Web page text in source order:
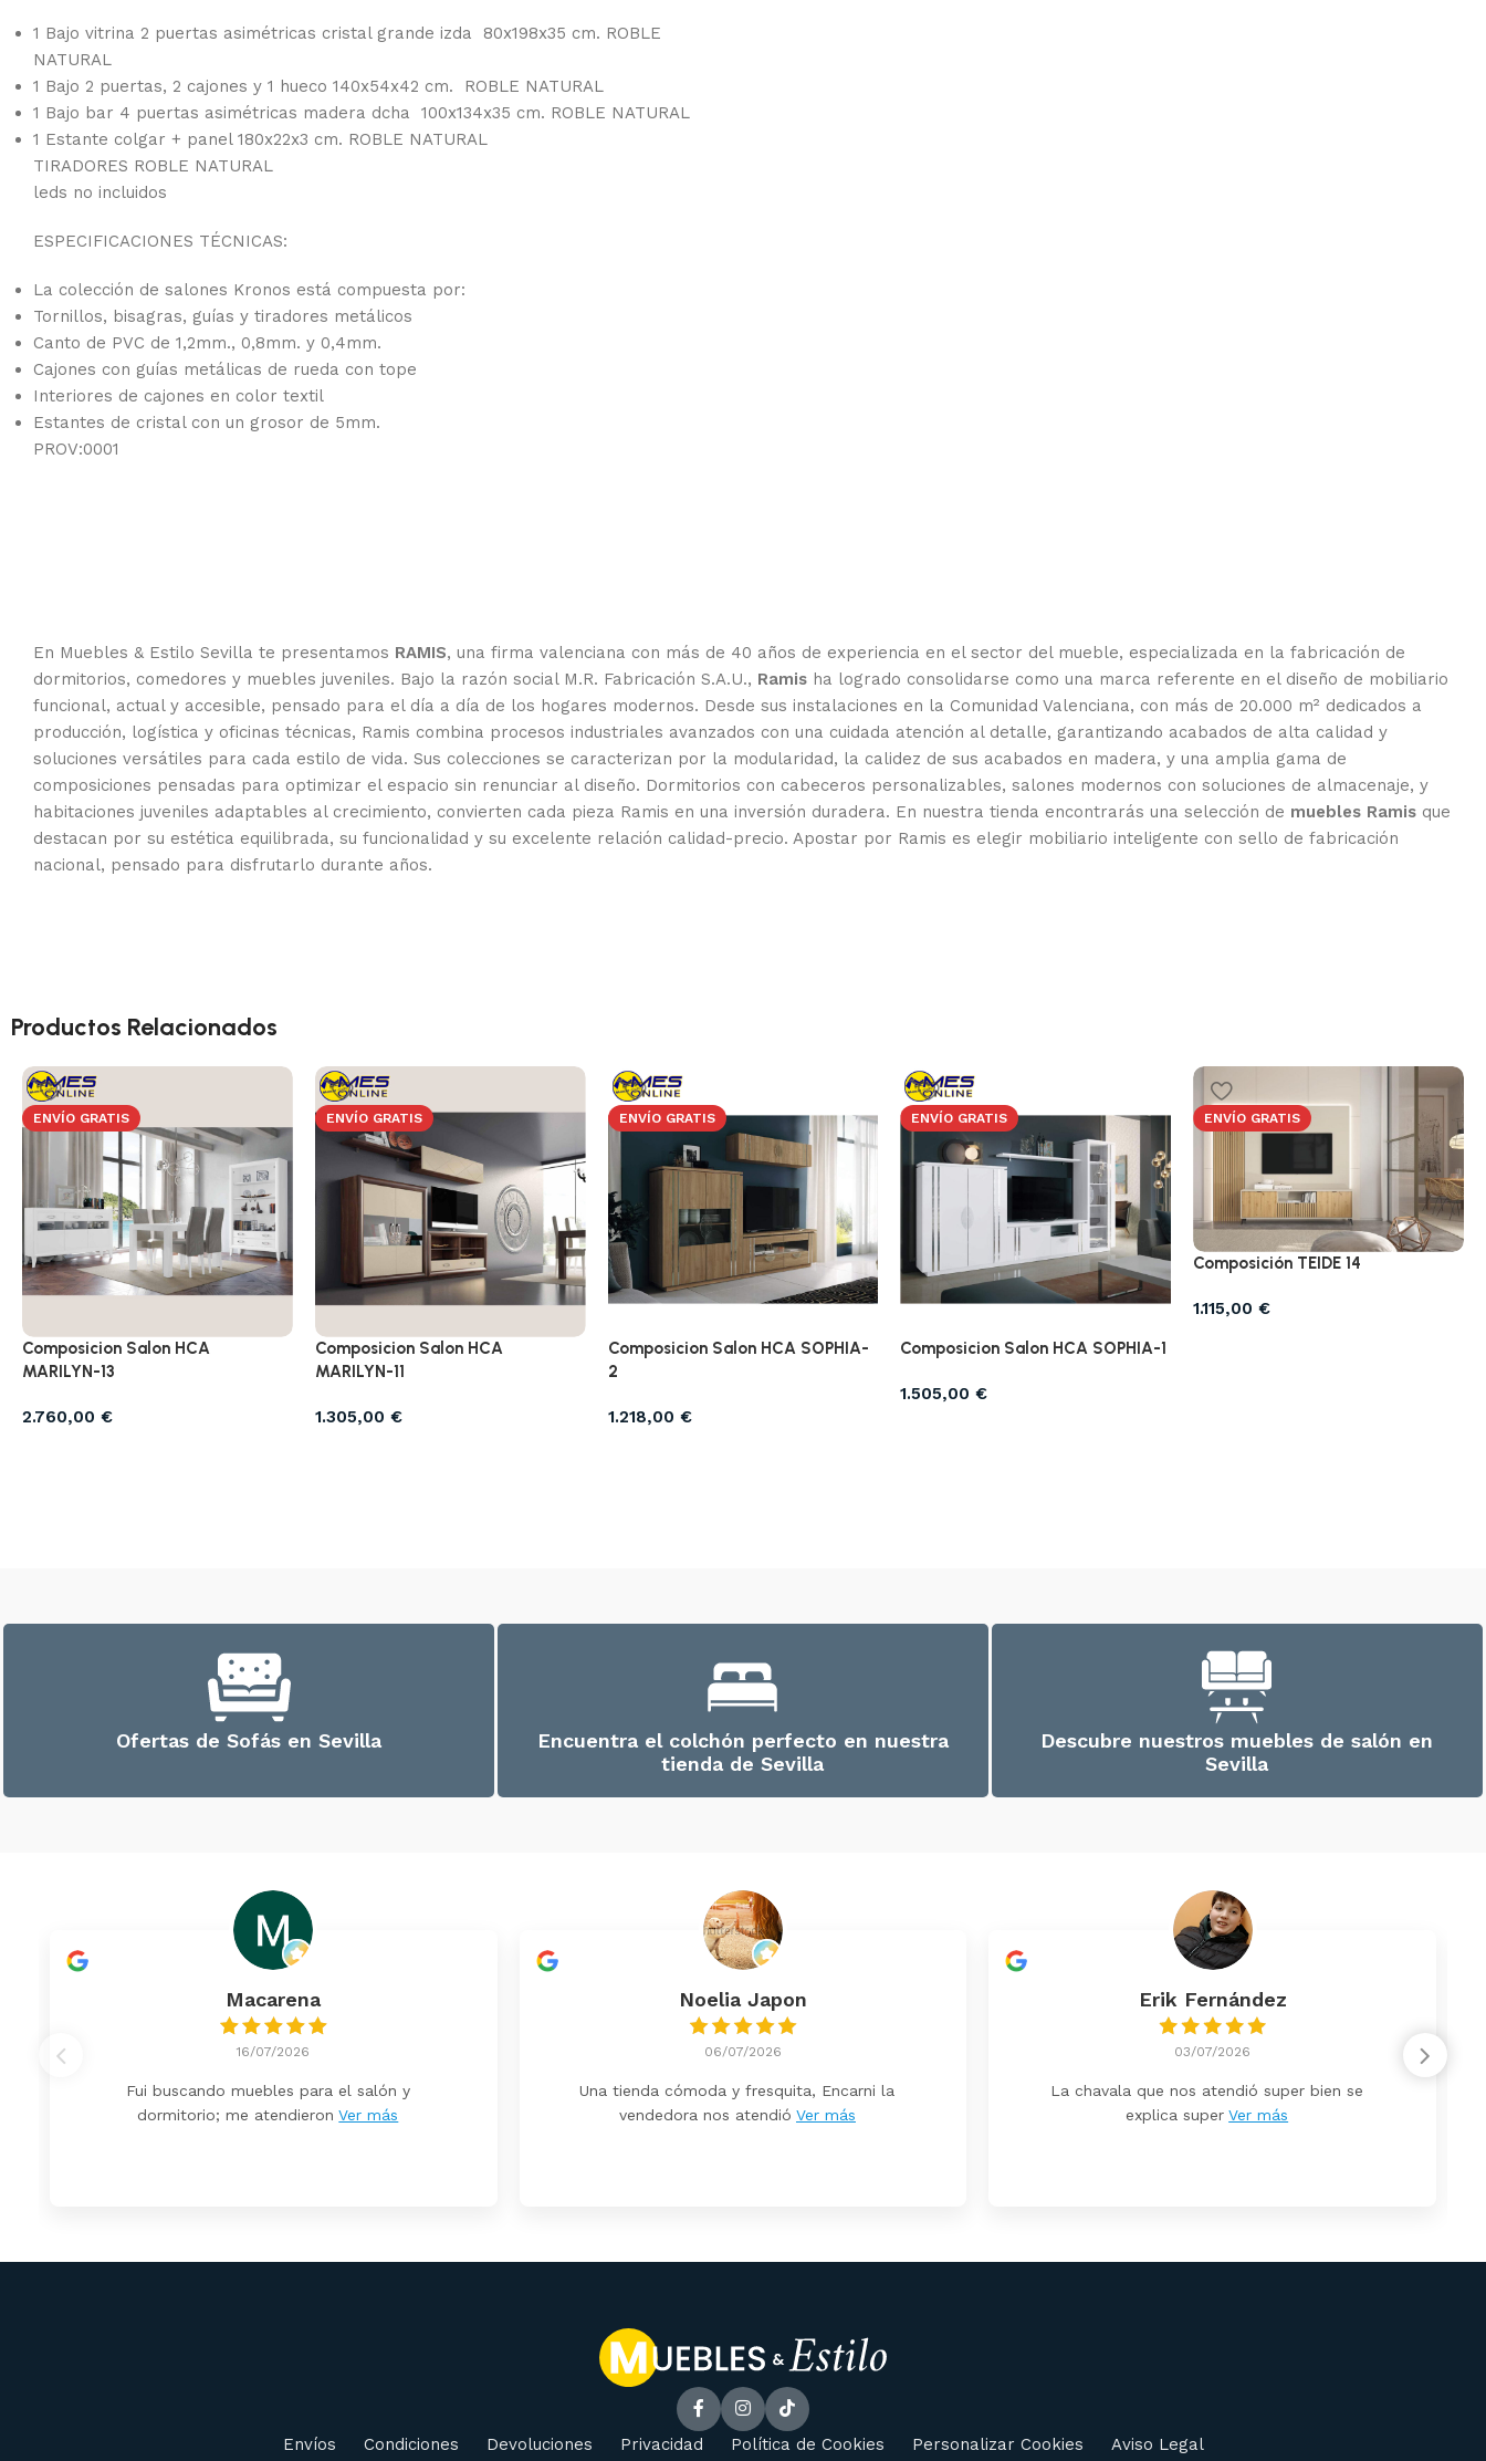
1 Bajo vitrina 2 puertas asimétricas cristal grande izda 80x198x35 cm. ROBLE
NATURAL
1 Bajo 2 puertas, 2 cajones y 1 hueco 140x54x42 cm. ROBLE NATURAL
1 Bajo bar 4 puertas asimétricas madera dcha 100x134x35 cm. ROBLE NATURAL
1 Estante colgar + panel 180x22x3 cm. ROBLE NATURAL
TIRADORES ROBLE NATURAL
leds no incluidos
ESPECIFICACIONES TÉCNICAS:
La colección de salones Kronos está compuesta por:
Tornillos, bisagras, guías y tiradores metálicos
Canto de PVC de 1,2mm., 0,8mm. y 0,4mm.
Cajones con guías metálicas de rueda con tope
Interiores de cajones en color textil
Estantes de cristal con un grosor de 5mm.
PROV:0001
En Muebles & Estilo Sevilla te presentamos RAMIS, una firma valenciana con más de 40 años de experiencia en el sector del mueble, especializada en la fabricación de
dormitorios, comedores y muebles juveniles. Bajo la razón social M.R. Fabricación S.A.U., Ramis ha logrado consolidarse como una marca referente en el diseño de mobiliario
funcional, actual y accesible, pensado para el día a día de los hogares modernos. Desde sus instalaciones en la Comunidad Valenciana, con más de 20.000 m² dedicados a
producción, logística y oficinas técnicas, Ramis combina procesos industriales avanzados con una cuidada atención al detalle, garantizando acabados de alta calidad y
soluciones versátiles para cada estilo de vida. Sus colecciones se caracterizan por la modularidad, la calidez de sus acabados en madera, y una amplia gama de
composiciones pensadas para optimizar el espacio sin renunciar al diseño. Dormitorios con cabeceros personalizables, salones modernos con soluciones de almacenaje, y
habitaciones juveniles adaptables al crecimiento, convierten cada pieza Ramis en una inversión duradera. En nuestra tienda encontrarás una selección de muebles Ramis que
destacan por su estética equilibrada, su funcionalidad y su excelente relación calidad-precio. Apostar por Ramis es elegir mobiliario inteligente con sello de fabricación
nacional, pensado para disfrutarlo durante años.
Productos Relacionados
ENVÍO GRATIS
Composicion Salon HCA
MARILYN-13
2.760,00 €
ENVÍO GRATIS
Composicion Salon HCA
MARILYN-11
1.305,00 €
ENVÍO GRATIS
Composicion Salon HCA SOPHIA-
2
1.218,00 €
ENVÍO GRATIS
Composicion Salon HCA SOPHIA-1
1.505,00€
ENVÍO GRATIS
Composición TEIDE 14
1.115,00€
Ofertas de Sofás en Sevilla
Encuentra el colchón perfecto en nuestra
tienda de Sevilla
Descubre nuestros muebles de salón en
Sevilla
Macarena
16/07/2026
Fui buscando muebles para el salón y
dormitorio; me atendieron Ver más
Noelia Japon
06/07/2026
Una tienda cómoda y fresquita, Encarni la
vendedora nos atendió Ver más
Erik Fernández
03/07/2026
La chavala que nos atendió super bien se
explica super Ver más
Envíos Condiciones Devoluciones Privacidad Política de Cookies Personalizar Cookies Aviso Legal